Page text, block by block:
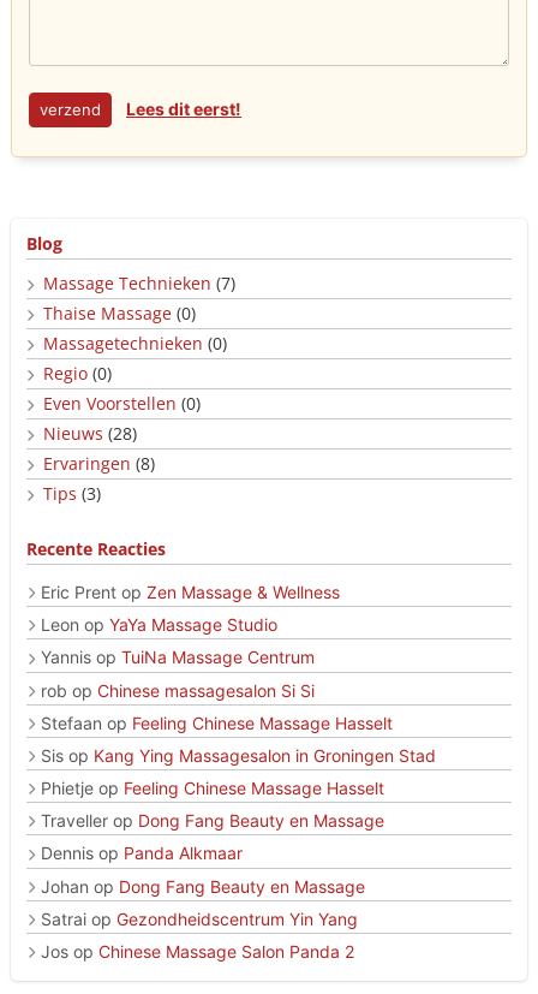
Lees dit eerst!
Blog
Massage Technieken (7)
Thaise Massage (0)
Massagetechnieken (0)
Regio (0)
Even Voorstellen (0)
Nieuws (28)
Ervaringen (8)
Tips (3)
Recente Reacties
Eric Prent op Zen Massage & Wellness
Leon op YaYa Massage Studio
Yannis op TuiNa Massage Centrum
rob op Chinese massagesalon Si Si
Stefaan op Feeling Chinese Massage Hasselt
Sis op Kang Ying Massagesalon in Groningen Stad
Phietje op Feeling Chinese Massage Hasselt
Traveller op Dong Fang Beauty en Massage
Dennis op Panda Alkmaar
Johan op Dong Fang Beauty en Massage
Satrai op Gezondheidscentrum Yin Yang
Jos op Chinese Massage Salon Panda 2